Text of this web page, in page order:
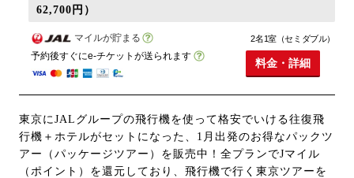
62,700円）
マイルが貯まる
予約後すぐにe-チケットが送られます
2名1室（セミダブル）
料金・詳細
東京にJALグループの飛行機を使って格安でいける往復飛
行機＋ホテルがセットになった、1月出発のお得なパックツ
アー（パッケージツアー）を販売中！全プランでJマイル
（ポイント）を還元しており、飛行機で行く東京ツアーを